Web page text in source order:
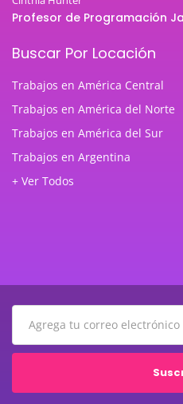
Profesor de Programación
Buscar Por Locación
Trabajos en América Central
Trabajos en América del Norte
Trabajos en América del Sur
Trabajos en Argentina
+ Ver Todos